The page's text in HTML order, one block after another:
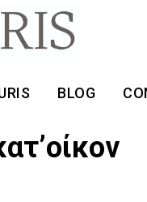
BLOG